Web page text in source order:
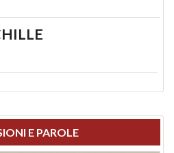
E PAROLE